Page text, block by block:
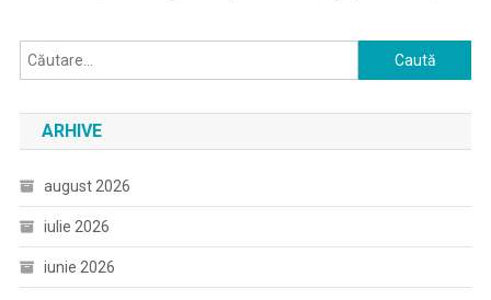
Caută
după:
ARHIVE
august 2026
iulie 2026
iunie 2026